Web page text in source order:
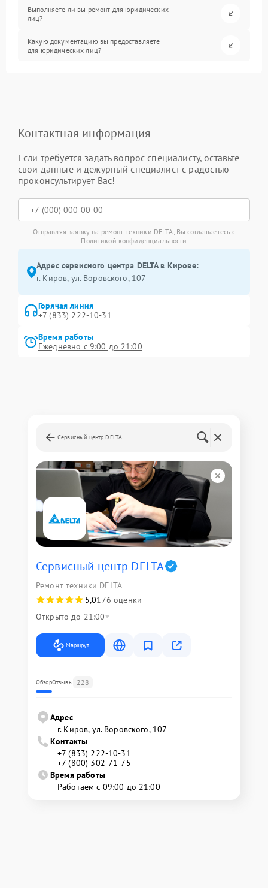
Выполняете ли вы ремонт для юридических
лиц?
Какую документацию вы предоставляете
для юридических лиц?
Контактная информация
Если требуется задать вопрос специалисту, оставьте
свои данные и дежурный специалист с радостью
проконсультирует Вас!
Отправляя заявку на ремонт техники DELTA, Вы соглашаетесь с
Политикой конфиденциальности
Адрес сервисного центра DELTA в Кирове:
г. Киров, ул. Воровского, 107
Горячая линия
+7 (833) 222-10-31
Время работы
Ежедневно с 9:00 до 21:00
Сервисный центр DELTA
Сервисный центр DELTA
Ремонт техники DELTA
5,0176 оценки
Открыто до 21:00
Маршрут
ОбзорОтзывы 228
Адрес
г. Киров, ул. Воровского, 107
Контакты
+7 (833) 222-10-31
+7 (800) 302-71-75
Время работы
Работаем с 09:00 до 21:00